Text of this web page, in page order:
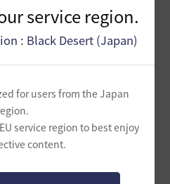
service region.
: Black Desert (Japan)
for users from the Japan
service region to best enjoy
content.